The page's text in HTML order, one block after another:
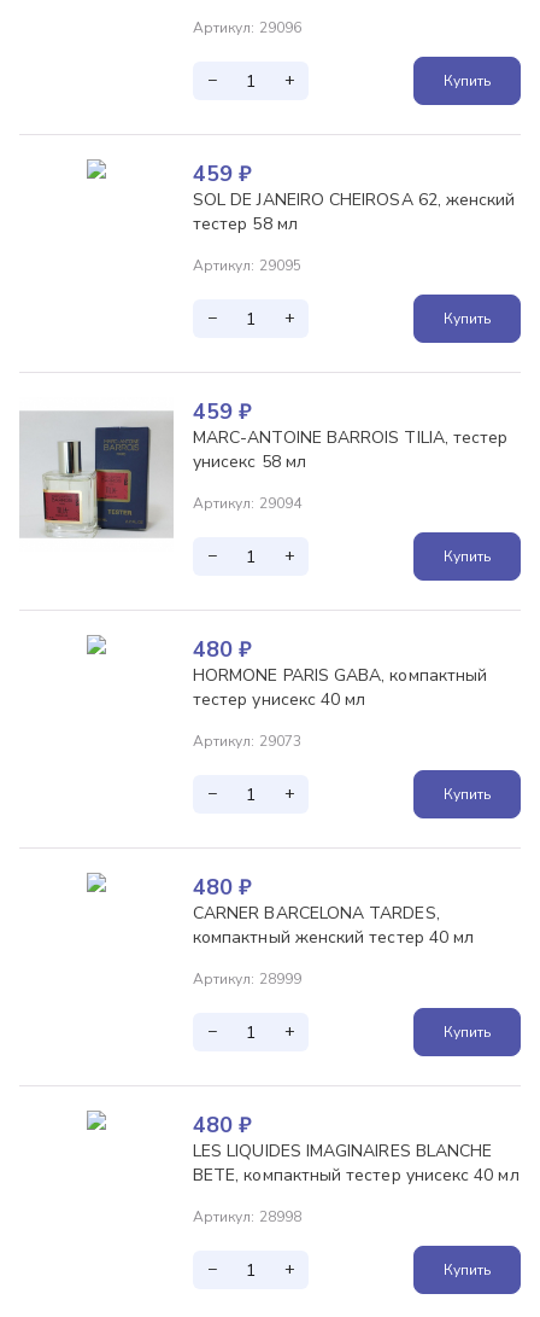
Артикул: 29096
− + Купить
459 ₽
SOL DE JANEIRO CHEIROSA 62, женский
тестер 58 мл
Артикул: 29095
− + Купить
459 ₽
MARC-ANTOINE BARROIS TILIA, тестер
унисекс 58 мл
Артикул: 29094
− + Купить
480 ₽
HORMONE PARIS GABA, компактный
тестер унисекс 40 мл
Артикул: 29073
− + Купить
480 ₽
CARNER BARCELONA TARDES,
компактный женский тестер 40 мл
Артикул: 28999
− + Купить
480 ₽
LES LIQUIDES IMAGINAIRES BLANCHE
BETE, компактный тестер унисекс 40 мл
Артикул: 28998
− + Купить